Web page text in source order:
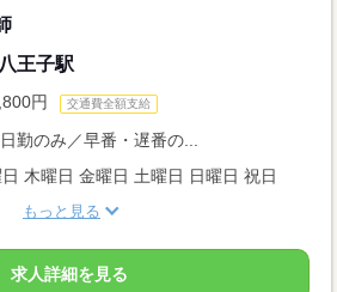
王子駅
円 交通費全額支給
勤のみ／早番・遅番の...
木曜日 金曜日 土曜日 日曜日 祝日
もっと見る
求人詳細を見る